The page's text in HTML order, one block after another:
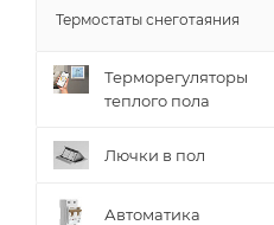
Термостаты снеготаяния
Терморегуляторы
теплого пола
Лючки в пол
Автоматика